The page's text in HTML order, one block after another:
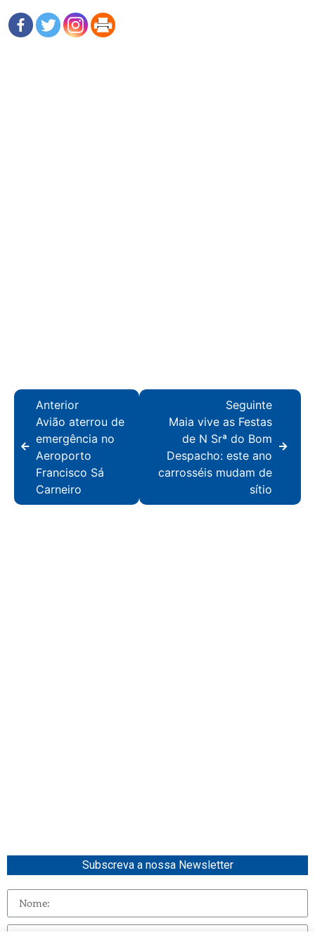
Anterior
Avião aterrou de
emergência no
Aeroporto
Francisco Sá
Carneiro
Seguinte
Maia vive as Festas
de N Srª do Bom
Despacho: este ano
carrosséis mudam de
sítio
Subscreva a nossa Newsletter